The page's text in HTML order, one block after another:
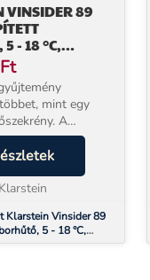
VINSIDER 89
- 18 °C,
FA
Ft
mint egy
A
89 T beépíthető
azoknak
bort nemcsak
értik is: akár 89 pa...
Klarstein
Klarstein Vinsider 89
5 - 18 °C,
vezérlőpanel, fa